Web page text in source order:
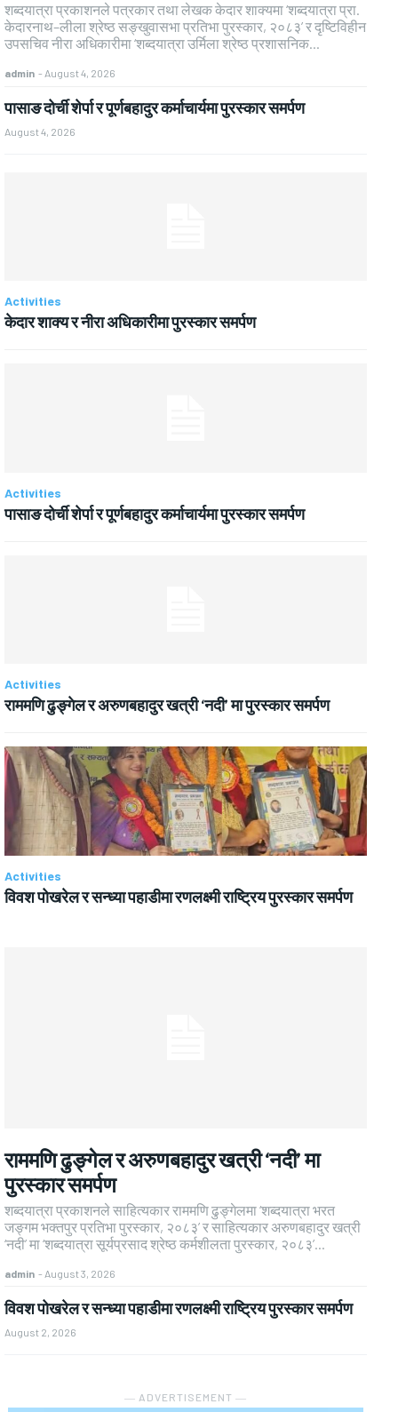
शब्दयात्रा प्रकाशनले पत्रकार तथा लेखक केदार शाक्यमा ‘शब्दयात्रा प्रा.
केदारनाथ–लीला श्रेष्ठ सङ्खुवासभा प्रतिभा पुरस्कार, २०८३’ र दृष्टिविहीन
उपसचिव नीरा अधिकारीमा ‘शब्दयात्रा उर्मिला श्रेष्ठ प्रशासनिक...
admin - August 4, 2026
पासाङ दोर्ची शेर्पा र पूर्णबहादुर कर्माचार्यमा पुरस्कार समर्पण
August 4, 2026
Activities
केदार शाक्य र नीरा अधिकारीमा पुरस्कार समर्पण
Activities
पासाङ दोर्ची शेर्पा र पूर्णबहादुर कर्माचार्यमा पुरस्कार समर्पण
Activities
राममणि ढुङ्गेल र अरुणबहादुर खत्री ‘नदी’ मा पुरस्कार समर्पण
Activities
विवश पोखरेल र सन्ध्या पहाडीमा रणलक्ष्मी राष्ट्रिय पुरस्कार समर्पण
राममणि ढुङ्गेल र अरुणबहादुर खत्री ‘नदी’ मा
पुरस्कार समर्पण
शब्दयात्रा प्रकाशनले साहित्यकार राममणि ढुङ्गेलमा ‘शब्दयात्रा भरत
जङ्गम भक्तपुर प्रतिभा पुरस्कार, २०८३’ र साहित्यकार अरुणबहादुर खत्री
‘नदी’ मा ‘शब्दयात्रा सूर्यप्रसाद श्रेष्ठ कर्मशीलता पुरस्कार, २०८३’...
admin - August 3, 2026
विवश पोखरेल र सन्ध्या पहाडीमा रणलक्ष्मी राष्ट्रिय पुरस्कार समर्पण
August 2, 2026
― ADVERTISEMENT ―